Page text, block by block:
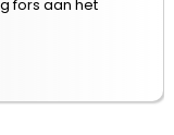
fors aan het